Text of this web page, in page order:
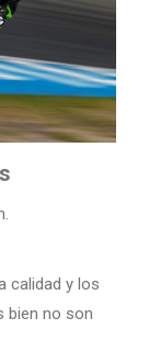
calidad y los
bien no son